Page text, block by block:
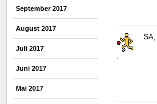
September 2017
August 2017
Juli 2017
Juni 2017
Mai 2017
.
SA,